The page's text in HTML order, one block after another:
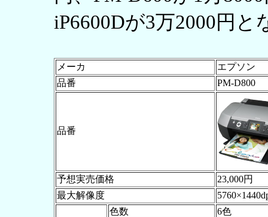
iP6600Dが3万2000円と
メーカ
エプソン
品番
PM-D800
品番
予想実売価格
23,000円
最大解像度
色数 6色